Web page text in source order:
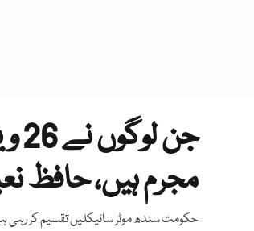
مجرم ہیں، حافظ
حکومت سندھ موٹر سائیکلیں تقسیم کر